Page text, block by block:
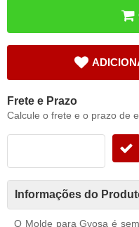
Frete e Prazo
Calcule o frete e o prazo de
Informações do
O Molde para Gyosa é